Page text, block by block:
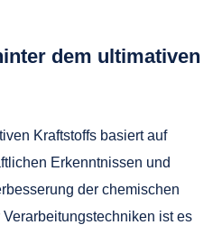
dem ultimativen
Kraftstoffs basiert auf
Erkenntnissen und
der chemischen
ist es